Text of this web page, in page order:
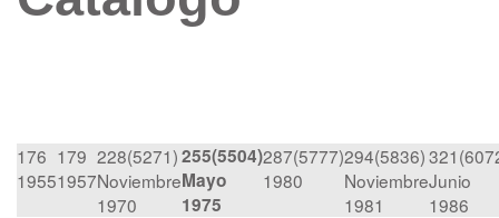
176
1955
179
1957
228(5271)
Noviembre
1970
255(5504)
Mayo
1975
287(5777)
1980
294(5836)
Noviembre
1981
Junio
1986